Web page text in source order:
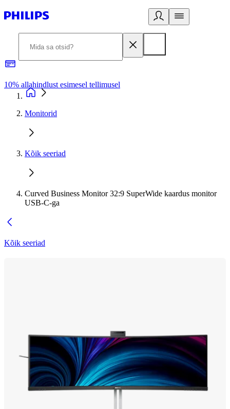
10% allahindlust esimesel tellimusel
Monitorid
Kõik seeriad
Curved Business Monitor 32:9 SuperWide kaardus monitor
USB-C-ga
Kõik seeriad